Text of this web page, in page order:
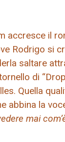
accresce il
Rodrigo si
saltare
di
Quella
abbina la
mai